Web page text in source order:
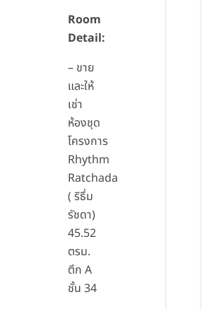
Room
Detail:
– ขาย
และให้
เช่า
ห้องชุด
โครงการ
Rhythm
Ratchada
( ริธึ่ม
รัชดา)
45.52
ตรม.
ตึก A
ชั้น 34